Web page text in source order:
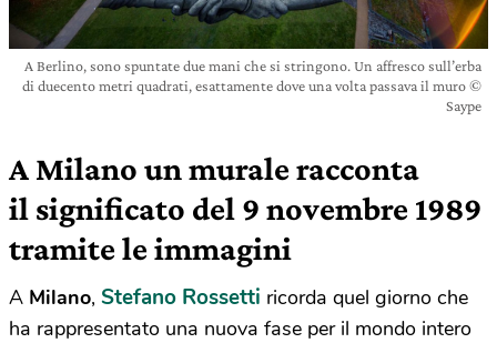
A Berlino, sono spuntate due mani che si stringono. Un affresco sull’erba
di duecento metri quadrati, esattamente dove una volta passava il muro ©
Saype
A Milano un murale racconta
il significato del 9 novembre 1989
tramite le immagini
A Milano, Stefano Rossetti ricorda quel giorno che
ha rappresentato una nuova fase per il mondo intero